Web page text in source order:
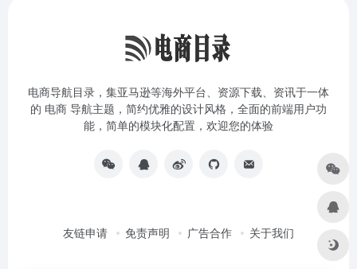
电商导航目录，集亚马逊等海外平台、资源下载、资讯于一体
的 电商 导航主题，简约优雅的设计风格，全面的前端用户功
能，简单的模块化配置，欢迎您的体验
友链申请 免责声明 广告合作 关于我们